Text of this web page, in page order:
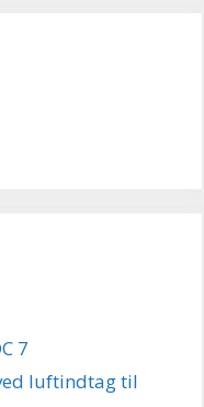
7
luftindtag til